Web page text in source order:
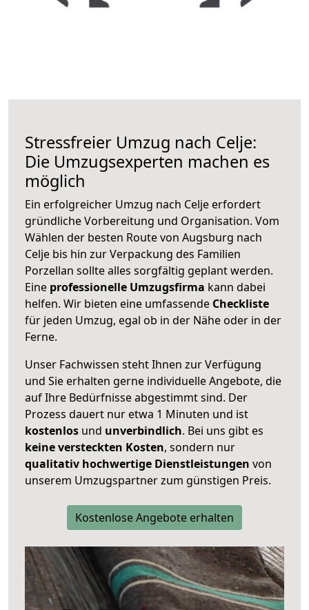
Stressfreier Umzug nach Celje:
Die Umzugsexperten machen es
möglich
Ein erfolgreicher Umzug nach Celje erfordert
gründliche Vorbereitung und Organisation. Vom
Wählen der besten Route von Augsburg nach
Celje bis hin zur Verpackung des Familien
Porzellan sollte alles sorgfältig geplant werden.
Eine professionelle Umzugsfirma kann dabei
helfen. Wir bieten eine umfassende Checkliste
für jeden Umzug, egal ob in der Nähe oder in der
Ferne.
Unser Fachwissen steht Ihnen zur Verfügung
und Sie erhalten gerne individuelle Angebote, die
auf Ihre Bedürfnisse abgestimmt sind. Der
Prozess dauert nur etwa 1 Minuten und ist
kostenlos und unverbindlich. Bei uns gibt es
keine versteckten Kosten, sondern nur
qualitativ hochwertige Dienstleistungen von
unserem Umzugspartner zum günstigen Preis.
Kostenlose Angebote erhalten